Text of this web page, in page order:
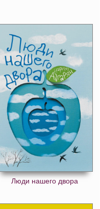
Люди нашего двора